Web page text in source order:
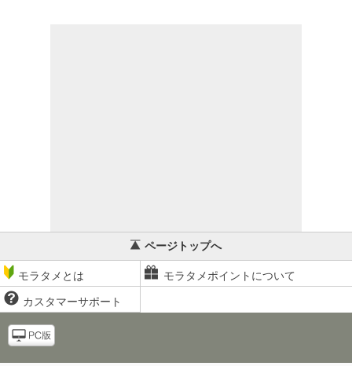
ページトップへ
モラタメとは モラタメポイントについて
カスタマーサポート